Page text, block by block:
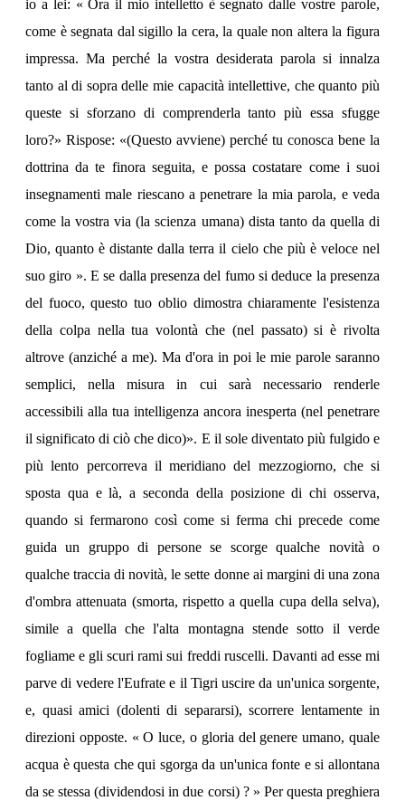
io a lei: « Ora il mio intelletto è segnato dalle vostre parole,
come è segnata dal sigillo la cera, la quale non altera la figura
impressa. Ma perché la vostra desiderata parola si innalza
tanto al di sopra delle mie capacità intellettive, che quanto più
queste si sforzano di comprenderla tanto più essa sfugge
loro?» Rispose: «(Questo avviene) perché tu conosca bene la
dottrina da te finora seguita, e possa costatare come i suoi
insegnamenti male riescano a penetrare la mia parola, e veda
come la vostra via (la scienza umana) dista tanto da quella di
Dio, quanto è distante dalla terra il cielo che più è veloce nel
suo giro ». E se dalla presenza del fumo si deduce la presenza
del fuoco, questo tuo oblio dimostra chiaramente l'esistenza
della colpa nella tua volontà che (nel passato) si è rivolta
altrove (anziché a me). Ma d'ora in poi le mie parole saranno
semplici, nella misura in cui sarà necessario renderle
accessibili alla tua intelligenza ancora inesperta (nel penetrare
il significato di ciò che dico)». E il sole diventato più fulgido e
più lento percorreva il meridiano del mezzogiorno, che si
sposta qua e là, a seconda della posizione di chi osserva,
quando si fermarono così come si ferma chi precede come
guida un gruppo di persone se scorge qualche novità o
qualche traccia di novità, le sette donne ai margini di una zona
d'ombra attenuata (smorta, rispetto a quella cupa della selva),
simile a quella che l'alta montagna stende sotto il verde
fogliame e gli scuri rami sui freddi ruscelli. Davanti ad esse mi
parve di vedere l'Eufrate e il Tigri uscire da un'unica sorgente,
e, quasi amici (dolenti di separarsi), scorrere lentamente in
direzioni opposte. « O luce, o gloria del genere umano, quale
acqua è questa che qui sgorga da un'unica fonte e si allontana
da se stessa (dividendosi in due corsi) ? » Per questa preghiera